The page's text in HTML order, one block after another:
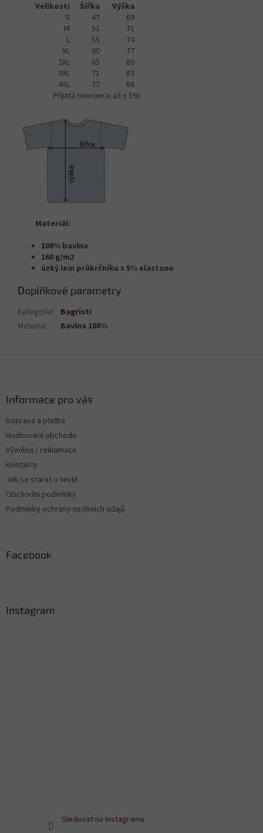
Velikosti
Šířka
Výška
S
47
69
M
51
71
L
55
74
XL
60
77
2XL
65
80
3XL
71
83
4XL
77
86
Přijatá tolerance až ± 5%
Materiál:
100% bavlna
160 g/m2
úzký lem průkrčníku s 5% elastanu
Doplňkové parametry
Kategorie: Bagristi
Material: Bavlna 100%
Informace pro vás
Doprava a platba
Hodnocení obchodu
Výměna / reklamace
Kontakty
Jak se starat o textil
Obchodní podmínky
Podmínky ochrany osobních údajů
Facebook
Instagram
Sledovat na Instagramu